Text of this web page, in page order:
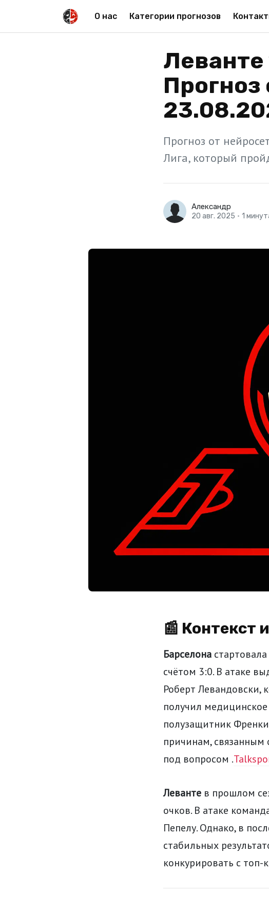
О нас Категории прогнозов
Леванте
Прогноз
Прогноз от
Лига, который
Александр
20 авг. 2025 • 1
📰 Контекст
Барселона
счётом 3:0. В атаке
Роберт Левандовски,
получил
полузащитник
причинам, связанным
под вопросом .
Леванте в прошлом
очков. В атаке
Пепелу. Однако, в
стабильных
конкурировать с топ-